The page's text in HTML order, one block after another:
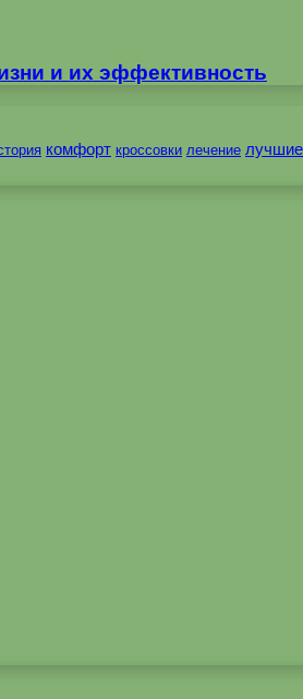
и их эффективность
комфорт кроссовки лечение лучшие